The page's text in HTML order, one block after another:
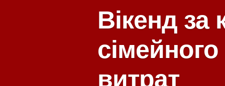
Вікенд за
витрат